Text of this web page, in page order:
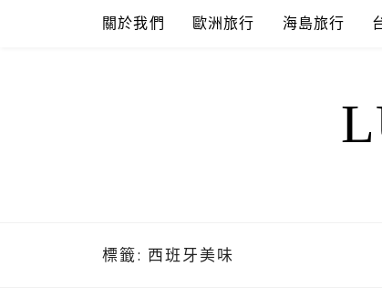
關於我們 歐洲旅行 海島旅行
標籤: 西班牙美味